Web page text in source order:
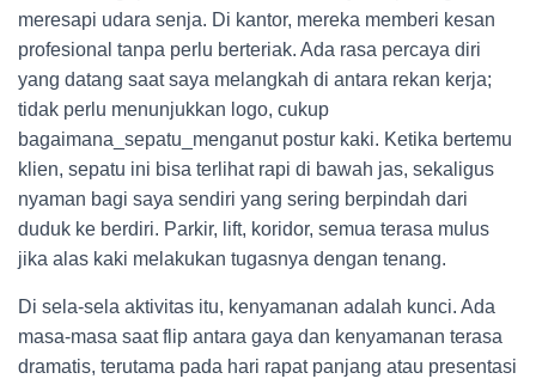
meresapi udara senja. Di kantor, mereka memberi kesan
profesional tanpa perlu berteriak. Ada rasa percaya diri
yang datang saat saya melangkah di antara rekan kerja;
tidak perlu menunjukkan logo, cukup
bagaimana_sepatu_menganut postur kaki. Ketika bertemu
klien, sepatu ini bisa terlihat rapi di bawah jas, sekaligus
nyaman bagi saya sendiri yang sering berpindah dari
duduk ke berdiri. Parkir, lift, koridor, semua terasa mulus
jika alas kaki melakukan tugasnya dengan tenang.
Di sela-sela aktivitas itu, kenyamanan adalah kunci. Ada
masa-masa saat flip antara gaya dan kenyamanan terasa
dramatis, terutama pada hari rapat panjang atau presentasi